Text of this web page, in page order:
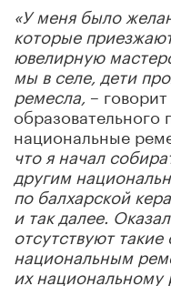
«У меня было
которые
ювелирную
мы в селе, дети
ремесла, –
национальные
что я начал
другим
по балхарской
и так далее.
отсутствуют
национальным
их